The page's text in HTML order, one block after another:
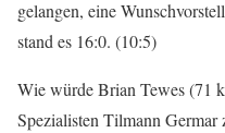
gelangen, eine
stand es 16:0. (10:5)
Wie würde Brian Tewes (71
Spezialisten Tilmann Germar